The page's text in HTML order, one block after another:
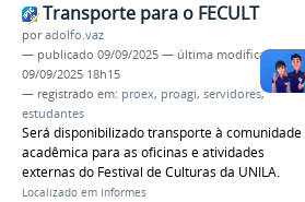
Transporte para o FECULT
poradolfo.vaz
— publicado 09/09/2025 — última modificação
09/09/2025 18h15
— registrado em: proex, proagi, servidores,
estudantes
Será disponibilizado transporte à comunidade
acadêmica para as oficinas e atividades
externas do Festival de Culturas da UNILA.
Localizado em Informes